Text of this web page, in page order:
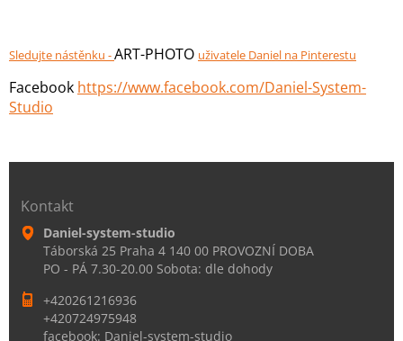
Sledujte nástěnku -ART-PHOTO uživatele Daniel na Pinterestu
Facebook https://www.facebook.com/Daniel-System-
Studio
Kontakt
Daniel-system-studio
Táborská 25 Praha 4 140 00 PROVOZNÍ DOBA
PO - PÁ 7.30-20.00 Sobota: dle dohody
+420261216936
+420724975948
facebook: Daniel-system-studio